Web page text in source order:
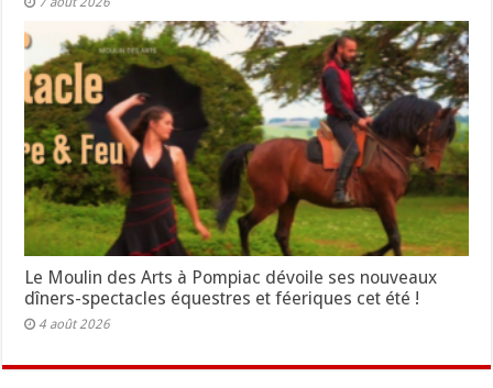
Le Moulin des Arts à Pompiac dévoile ses nouveaux
dîners-spectacles équestres et féeriques cet été !
4 août 2026